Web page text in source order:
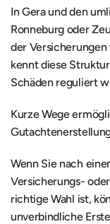
In Gera und den
Ronneburg oder
der
kennt diese
Schäden reguliert
Kurze Wege
Wenn Sie nach
Versicherungs-
richtige Wahl ist,
unverbindliche